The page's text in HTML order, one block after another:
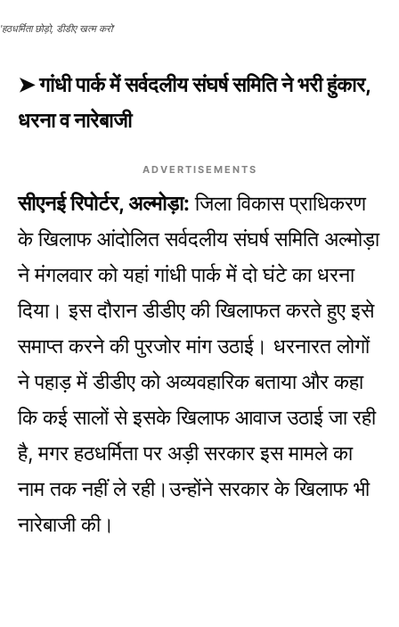
'हठधर्मिता छोड़ो, डीडीए खत्म करो'
➤ गांधी पार्क में सर्वदलीय संघर्ष समिति ने भरी हुंकार,
धरना व नारेबाजी
ADVERTISEMENTS
सीएनई रिपोर्टर, अल्मोड़ा: जिला विकास प्राधिकरण
के खिलाफ आंदोलित सर्वदलीय संघर्ष समिति अल्मोड़ा
ने मंगलवार को यहां गांधी पार्क में दो घंटे का धरना
दिया। इस दौरान डीडीए की खिलाफत करते हुए इसे
समाप्त करने की पुरजोर मांग उठाई। धरनारत लोगों
ने पहाड़ में डीडीए को अव्यवहारिक बताया और कहा
कि कई सालों से इसके खिलाफ आवाज उठाई जा रही
है, मगर हठधर्मिता पर अड़ी सरकार इस मामले का
नाम तक नहीं ले रही।उन्होंने सरकार के खिलाफ भी
नारेबाजी की।